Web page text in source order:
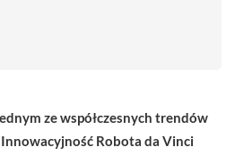
ze współczesnych trendów
Robota da Vinci